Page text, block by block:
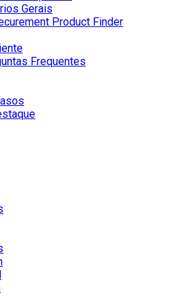
Gerais
Product Finder
Frequentes